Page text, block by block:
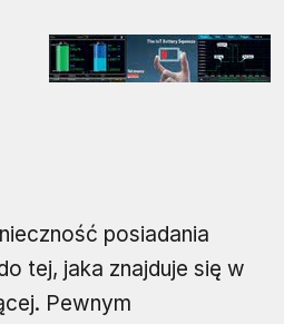
posiadania
tej, jaka znajduje się w
Pewnym